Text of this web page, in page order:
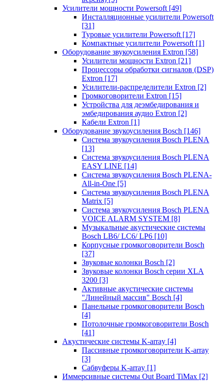
Усилители мощности Powersoft [49]
Инсталляционные усилители Powersoft
[31]
Туровые усилители Powersoft [17]
Компактные усилители Powersoft [1]
Оборудование звукоусиления Extron [58]
Усилители мощности Extron [21]
Процессоры обработки сигналов (DSP)
Extron [17]
Усилители-распределители Extron [2]
Громкоговорители Extron [15]
Устройства для деэмбедирования и
эмбедирования аудио Extron [2]
Кабели Extron [1]
Оборудование звукоусиления Bosch [146]
Система звукоусиления Bosch PLENA
[13]
Система звукоусиления Bosch PLENA
EASY LINE [14]
Система звукоусиления Bosch PLENA-
All-in-One [5]
Система звукоусиления Bosch PLENA
Matrix [5]
Система звукоусиления Bosch PLENA
VOICE ALARM SYSTEM [8]
Музыкальные акустические системы
Bosch LB6/ LC6/ LP6 [10]
Корпусные громкоговорители Bosch
[37]
Звуковые колонки Bosch [2]
Звуковые колонки Bosch серии XLA
3200 [3]
Активные акустические системы
"Линейный массив" Bosch [4]
Панельные громкоговорители Bosch
[4]
Потолочные громкоговорители Bosch
[41]
Акустические системы K-array [4]
Пассивные громкоговорители K-array
[3]
Сабвуферы K-array [1]
Иммерсивные системы Out Board TiMax [2]